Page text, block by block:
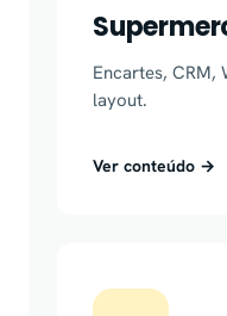
Encartes, CRM,
layout.
Ver conteúdo →